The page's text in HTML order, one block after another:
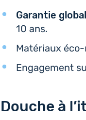
Garan­tie
10 ans.
Maté­riaux
Enga­ge­ment
Douche à